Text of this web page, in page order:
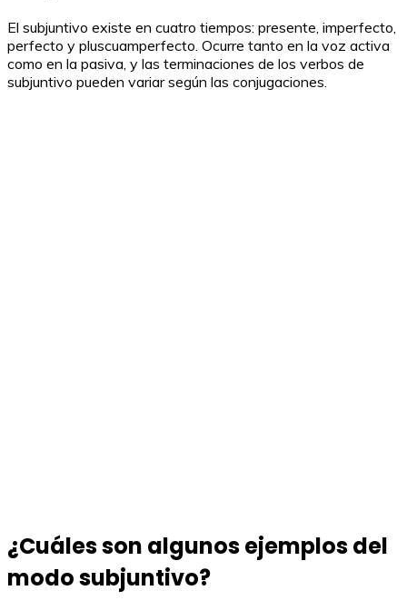
El subjuntivo existe en cuatro tiempos: presente, imperfecto,
perfecto y pluscuamperfecto. Ocurre tanto en la voz activa
como en la pasiva, y las terminaciones de los verbos de
subjuntivo pueden variar según las conjugaciones.
¿Cuáles son algunos ejemplos del
modo subjuntivo?